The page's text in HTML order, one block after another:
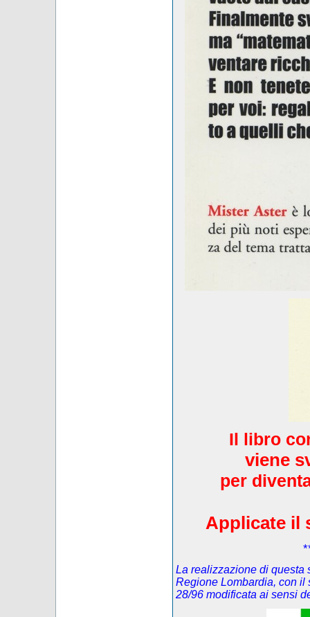
Il libro
viene
per
Applicate il
La realizzazione di questa
Regione Lombardia, con
28/96 modificata ai sensi